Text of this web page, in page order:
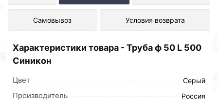
Самовывоз Условия возврата
представлен в интернет-магазине
Сантехника по отличной цене за шт
Характеристики товара - Труба ф 50 L 500
Синикон
Цвет Серый
Производитель Россия